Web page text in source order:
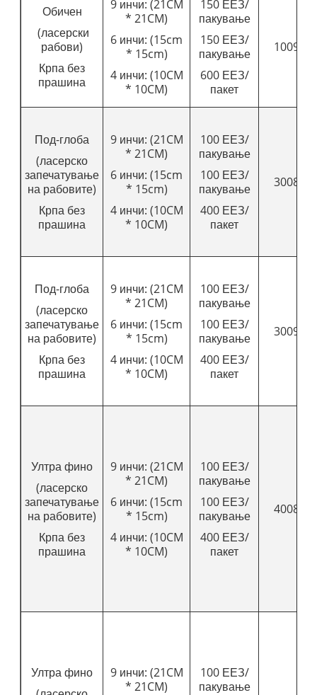
Обичен
(ласерски
рабови)
Крпа без
прашина
9 инчи: (21CM
* 21CM)
6 инчи: (15cm
* 15cm)
4 инчи: (10CM
* 10CM)
150 ЕЕЗ/
пакување
150 ЕЕЗ/
пакување
600 ЕЕЗ/
пакет
1009
Под-глоба
(ласерско
запечатување
на рабовите)
Крпа без
прашина
9 инчи: (21CM
* 21CM)
6 инчи: (15cm
* 15cm)
4 инчи: (10CM
* 10CM)
100 ЕЕЗ/
пакување
100 ЕЕЗ/
пакување
400 ЕЕЗ/
пакет
3008
Под-глоба
(ласерско
запечатување
на рабовите)
Крпа без
прашина
9 инчи: (21CM
* 21CM)
6 инчи: (15cm
* 15cm)
4 инчи: (10CM
* 10CM)
100 ЕЕЗ/
пакување
100 ЕЕЗ/
пакување
400 ЕЕЗ/
пакет
3009
Ултра фино
(ласерско
запечатување
на рабовите)
Крпа без
прашина
9 инчи: (21CM
* 21CM)
6 инчи: (15cm
* 15cm)
4 инчи: (10CM
* 10CM)
100 ЕЕЗ/
пакување
100 ЕЕЗ/
пакување
400 ЕЕЗ/
пакет
4008
Ултра фино
9 инчи: (21CM
* 21CM)
100 ЕЕЗ/
пакување